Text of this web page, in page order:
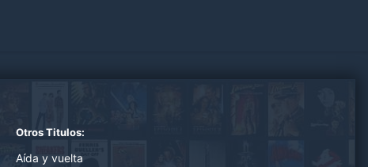
Otros Titulos:
Aída y vuelta